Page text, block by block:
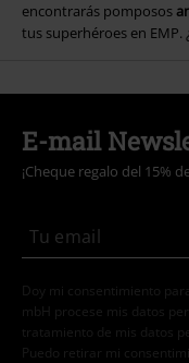
encontrarás pomposos
tus superhéroes en EMP.
E-mail
¡Cheque regalo del 15%
Doy mi consentimiento
mbH procese mis datos
tratamiento de mis datos
Puedo retirar mi